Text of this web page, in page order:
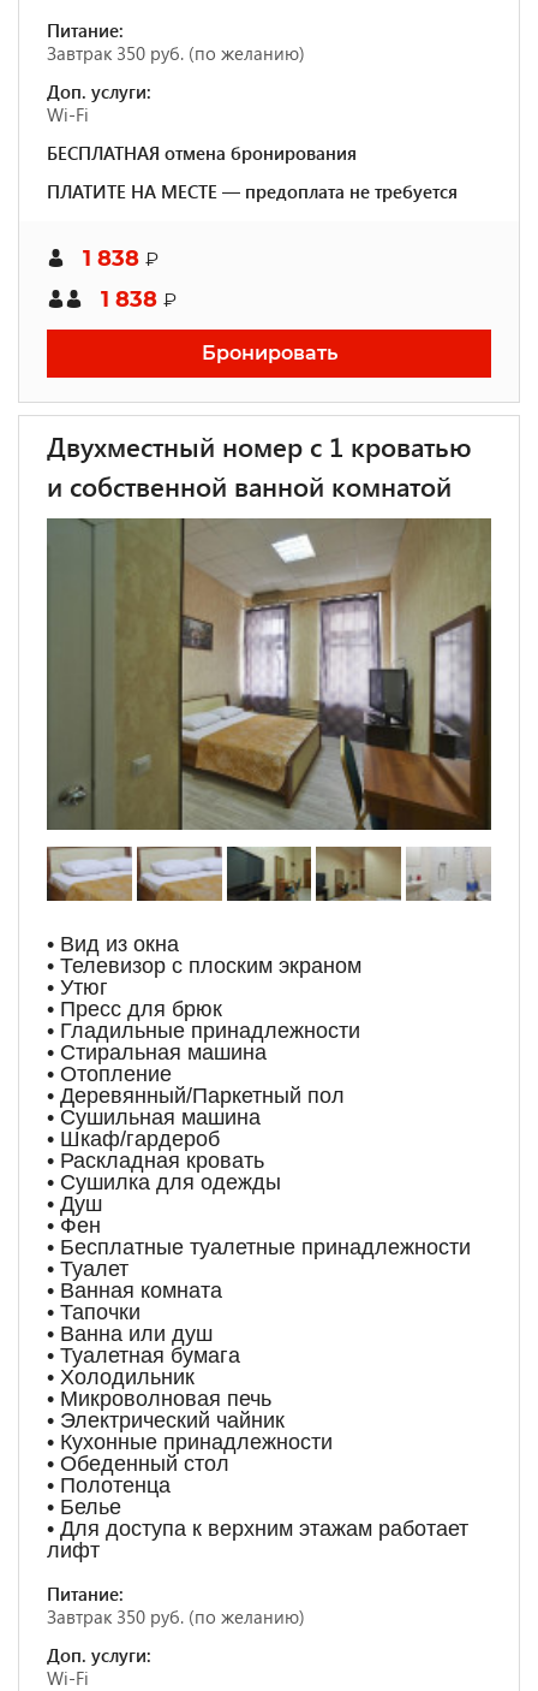
Питание:
Завтрак 350 руб. (по желанию)
Доп. услуги:
Wi-Fi
БЕСПЛАТНАЯ отмена бронирования
ПЛАТИТЕ НА МЕСТЕ — предоплата не требуется
1 838 ₽
1 838 ₽
Бронировать
Двухместный номер с 1 кроватью
и собственной ванной комнатой
• Вид из окна
• Телевизор с плоским экраном
• Утюг
• Пресс для брюк
• Гладильные принадлежности
• Стиральная машина
• Отопление
• Деревянный/Паркетный пол
• Сушильная машина
• Шкаф/гардероб
• Раскладная кровать
• Сушилка для одежды
• Душ
• Фен
• Бесплатные туалетные принадлежности
• Туалет
• Ванная комната
• Тапочки
• Ванна или душ
• Туалетная бумага
• Холодильник
• Микроволновая печь
• Электрический чайник
• Кухонные принадлежности
• Обеденный стол
• Полотенца
• Белье
• Для доступа к верхним этажам работает
лифт
Питание:
Завтрак 350 руб. (по желанию)
Доп. услуги:
Wi-Fi